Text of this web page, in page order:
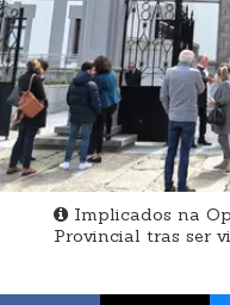
Implicados na
Provincial tras ser